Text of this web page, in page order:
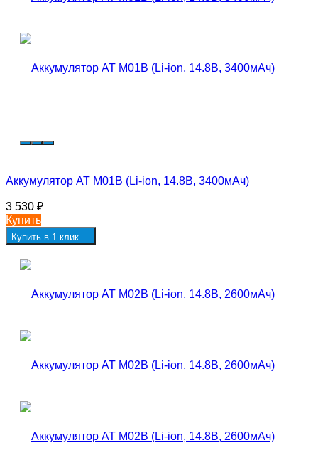
Аккумулятор AT M01B (Li-ion, 14.8В, 3400мАч)
3 530 ₽
Купить
Купить в 1 клик